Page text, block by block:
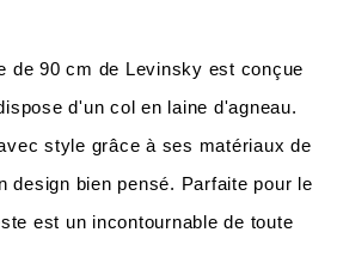
de 90 cm de Levinsky est conçue
d'un col en laine d'agneau.
style grâce à ses matériaux de
design bien pensé. Parfaite pour le
est un incontournable de toute